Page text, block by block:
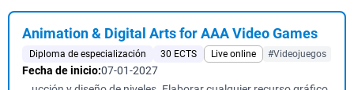
Animation & Digital Arts for AAA Video Games
Diploma de especialización 30 ECTS Live online #Videojuegos
Fecha de inicio:07-01-2027